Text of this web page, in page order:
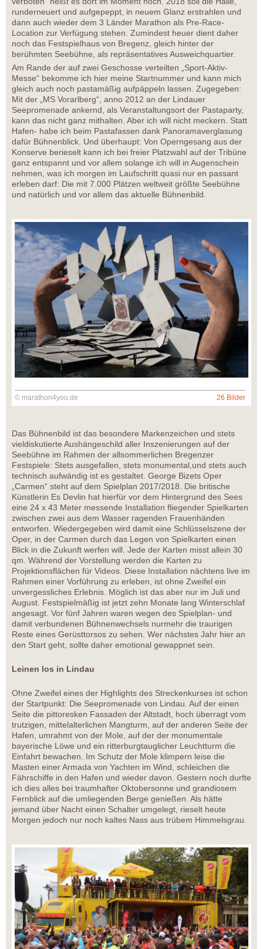
runderneuert und aufgepeppt, in neuem Glanz erstrahlen und
dann auch wieder dem 3 Länder Marathon als Pre-Race-
Location zur Verfügung stehen. Zumindest heuer dient daher
noch das Festspielhaus von Bregenz, gleich hinter der
berühmten Seebühne, als repräsentatives Ausweichquartier.
Am Rande der auf zwei Geschosse verteilten „Sport-Aktiv-
Messe“ bekomme ich hier meine Startnummer und kann mich
gleich auch noch pastamäßig aufpäppeln lassen. Zugegeben:
Mit der „MS Vorarlberg“, anno 2012 an der Lindauer
Seepromenade ankernd, als Veranstaltungsort der Pastaparty,
kann das nicht ganz mithalten. Aber ich will nicht meckern. Statt
Hafen- habe ich beim Pastafassen dank Panoramaverglasung
dafür Bühnenblick. Und überhaupt: Von Operngesang aus der
Konserve berieselt kann ich bei freier Platzwahl auf der Tribüne
ganz entspannt und vor allem solange ich will in Augenschein
nehmen, was ich morgen im Laufschritt quasi nur en passant
erleben darf: Die mit 7.000 Plätzen weltweit größte Seebühne
und natürlich und vor allem das aktuelle Bühnenbild.
© marathon4you.de 26 Bilder
Das Bühnenbild ist das besondere Markenzeichen und stets
vieldiskutierte Aushängeschild aller Inszenierungen auf der
Seebühne im Rahmen der allsommerlichen Bregenzer
Festspiele: Stets ausgefallen, stets monumental,und stets auch
technisch aufwändig ist es gestaltet. George Bizets Oper
„Carmen“ steht auf dem Spielplan 2017/2018. Die britische
Künstlerin Es Devlin hat hierfür vor dem Hintergrund des Sees
eine 24 x 43 Meter messende Installation fliegender Spielkarten
zwischen zwei aus dem Wasser ragenden Frauenhänden
entworfen. Wiedergegeben wird damit eine Schlüsselszene der
Oper, in der Carmen durch das Legen von Spielkarten einen
Blick in die Zukunft werfen will. Jede der Karten misst allein 30
qm. Während der Vorstellung werden die Karten zu
Projektionsflächen für Videos. Diese Installation nächtens live im
Rahmen einer Vorführung zu erleben, ist ohne Zweifel ein
unvergessliches Erlebnis. Möglich ist das aber nur im Juli und
August. Festspielmäßig ist jetzt zehn Monate lang Winterschlaf
angesagt. Vor fünf Jahren waren wegen des Spielplan- und
damit verbundenen Bühnenwechsels nurmehr die traurigen
Reste eines Gerüsttorsos zu sehen. Wer nächstes Jahr hier an
den Start geht, sollte daher emotional gewappnet sein.
Leinen los in Lindau
Ohne Zweifel eines der Highlights des Streckenkurses ist schon
der Startpunkt: Die Seepromenade von Lindau. Auf der einen
Seite die pittoresken Fassaden der Altstadt, hoch überragt vom
trutzigen, mittelalterlichen Mangturm, auf der anderen Seite der
Hafen, umrahmt von der Mole, auf der der monumentale
bayerische Löwe und ein ritterburgtauglicher Leuchtturm die
Einfahrt bewachen. Im Schutz der Mole klimpern leise die
Masten einer Armada von Yachten im Wind, schleichen die
Fährschiffe in den Hafen und wieder davon. Gestern noch durfte
ich dies alles bei traumhafter Oktobersonne und grandiosem
Fernblick auf die umliegenden Berge genießen. Als hätte
jemand über Nacht einen Schalter umgelegt, rieselt heute
Morgen jedoch nur noch kaltes Nass aus trübem Himmelsgrau.